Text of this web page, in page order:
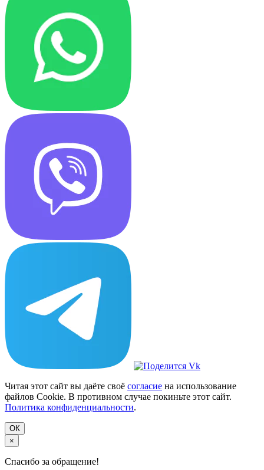
Читая этот сайт вы даёте своё согласие на использование
файлов Cookie. В противном случае покиньте этот сайт.
Политика конфиденциальности.
ОК
×
Спасибо за обращение!